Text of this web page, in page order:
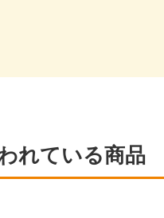
れている商品